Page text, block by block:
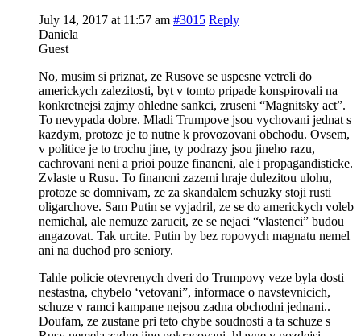
July 14, 2017 at 11:57 am #3015 Reply
Daniela
Guest
No, musim si priznat, ze Rusove se uspesne vetreli do
americkych zalezitosti, byt v tomto pripade konspirovali na
konkretnejsi zajmy ohledne sankci, zruseni “Magnitsky act”.
To nevypada dobre. Mladi Trumpove jsou vychovani jednat s
kazdym, protoze je to nutne k provozovani obchodu. Ovsem,
v politice je to trochu jine, ty podrazy jsou jineho razu,
cachrovani neni a prioi pouze financni, ale i propagandisticke.
Zvlaste u Rusu. To financni zazemi hraje dulezitou ulohu,
protoze se domnivam, ze za skandalem schuzky stoji rusti
oligarchove. Sam Putin se vyjadril, ze se do americkych voleb
nemichal, ale nemuze zarucit, ze se nejaci “vlastenci” budou
angazovat. Tak urcite. Putin by bez ropovych magnatu nemel
ani na duchod pro seniory.
Tahle policie otevrenych dveri do Trumpovy veze byla dosti
nestastna, chybelo ‘vetovani”, informace o navstevnicich,
schuze v ramci kampane nejsou zadna obchodni jednani..
Doufam, ze zustane pri teto chybe soudnosti a ta schuze s